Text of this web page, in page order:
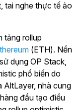
tai nghe thực tế ảo
tảng rollup
(ETH). Nền
dụng OP Stack,
phổ biến do
AltLayer, nhà cung
đầu tạo điều